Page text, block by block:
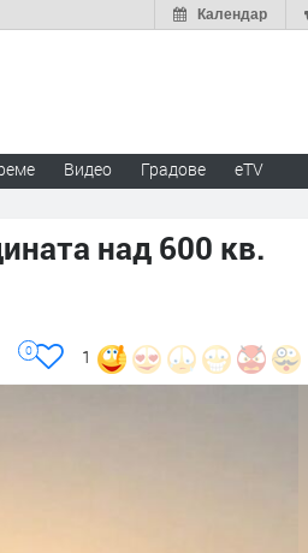
Календар
Видео Градове eTV
над 600 кв.
1
0